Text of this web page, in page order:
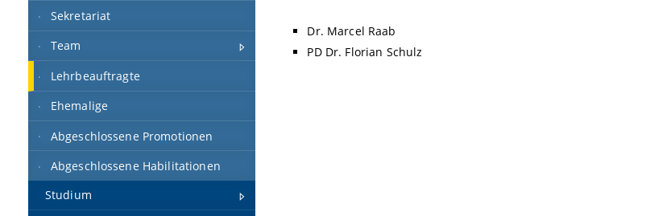
Sekretariat
Team
Lehrbeauftragte
Ehemalige
Abgeschlossene Promotionen
Abgeschlossene Habilitationen
Studium
Dr. Marcel Raab
PD Dr. Florian Schulz